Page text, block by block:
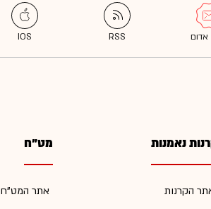
נאמנות
הקרנות
מט"ח
אתר המט"ח